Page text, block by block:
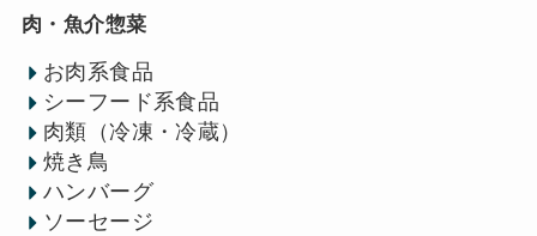
肉・魚介惣菜
お肉系食品
シーフード系食品
肉類（冷凍・冷蔵）
焼き鳥
ハンバーグ
ソーセージ